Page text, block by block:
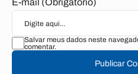
E-mail (Obrigatório)
Salvar meus dados neste
comentar.
Publicar